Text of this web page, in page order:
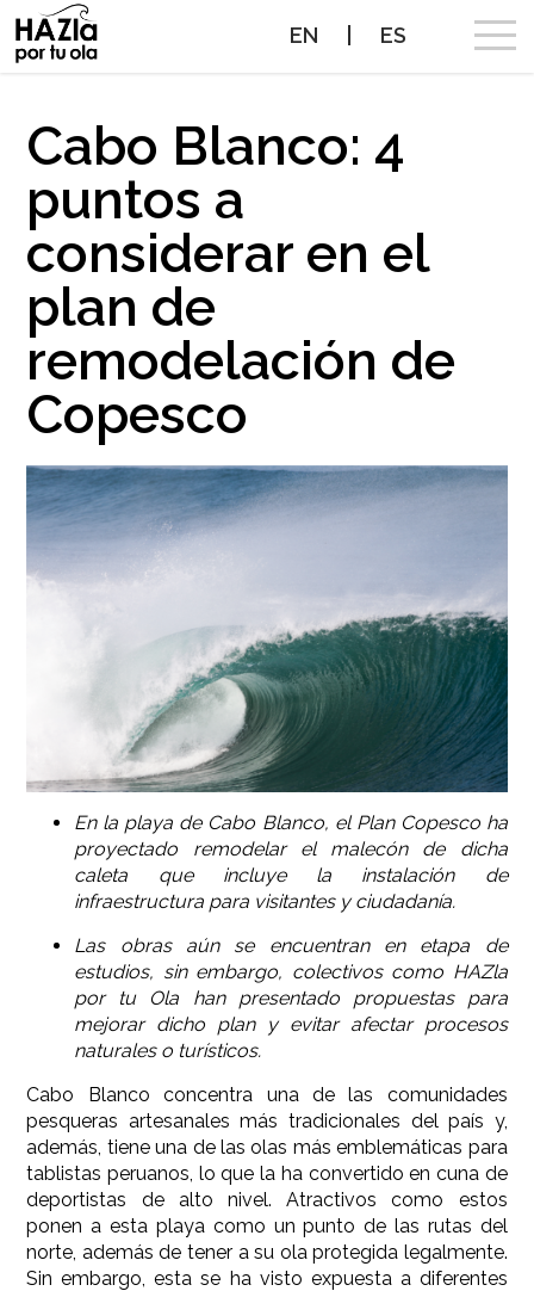
CAMPAÑA
OLAS A PROTEGER
OLAS PROTEGIDAS
NOTICIAS
PROTEGE TUS OLAS
ALIADOS
CONTACTO
EN ES
Cabo Blanco: 4
puntos a
considerar en el
plan de
remodelación de
Copesco
En la playa de Cabo Blanco, el Plan Copesco ha
proyectado remodelar el malecón de dicha
caleta que incluye la instalación de
infraestructura para visitantes y ciudadanía.
Las obras aún se encuentran en etapa de
estudios, sin embargo, colectivos como HAZla
por tu Ola han presentado propuestas para
mejorar dicho plan y evitar afectar procesos
naturales o turísticos.
Cabo Blanco concentra una de las comunidades
pesqueras artesanales más tradicionales del país y,
además, tiene una de las olas más emblemáticas para
tablistas peruanos, lo que la ha convertido en cuna de
deportistas de alto nivel. Atractivos como estos
ponen a esta playa como un punto de las rutas del
norte, además de tener a su ola protegida legalmente.
Sin embargo, esta se ha visto expuesta a diferentes